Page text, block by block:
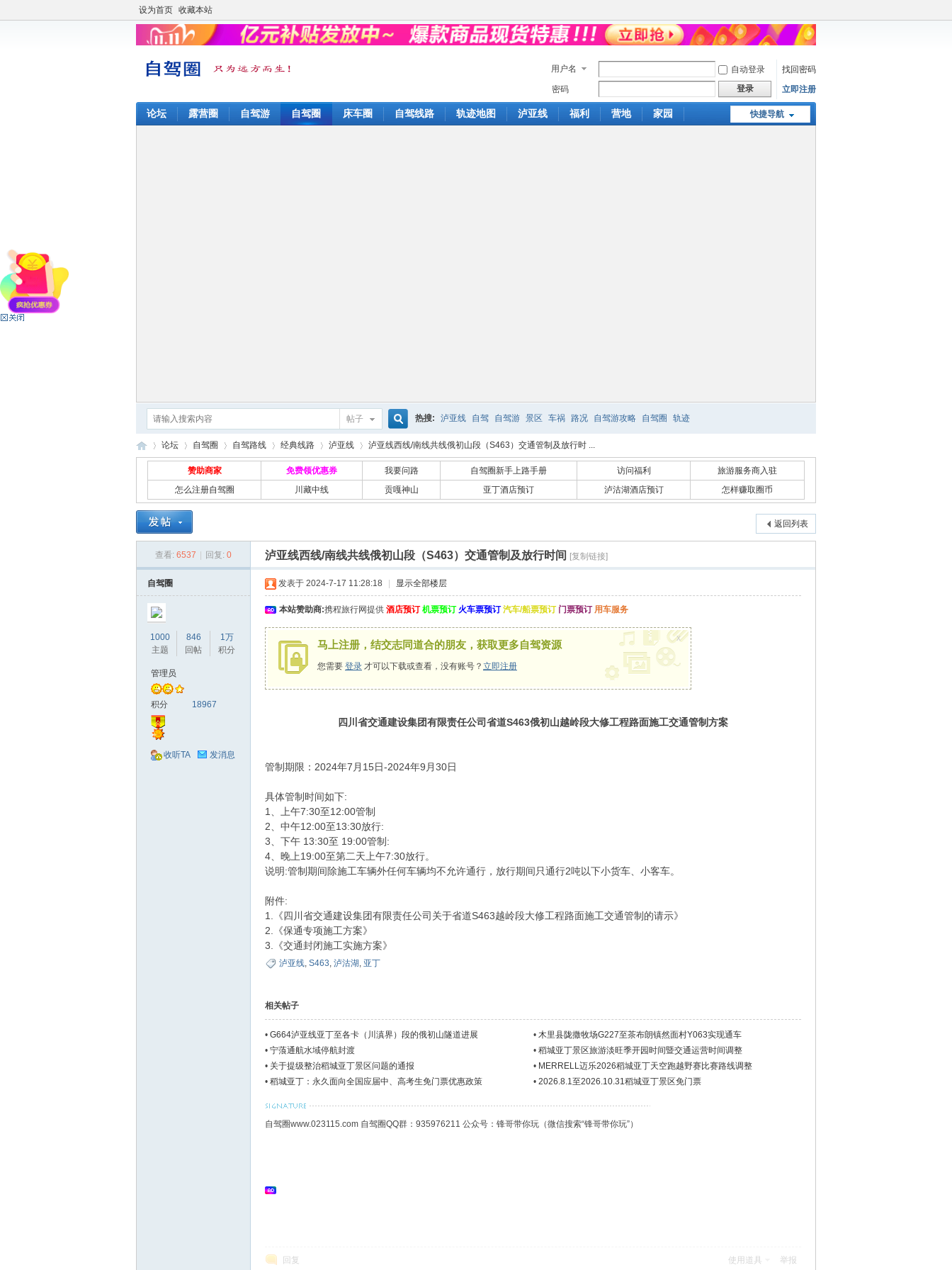
设为首页 收藏本站
用户名 自动登录
找回密码
密码
登录 立即注册
快捷导航
论坛 露营圈 自驾游 自驾圈 床车圈 自驾线路 轨迹地图 泸亚线 福利 营地 家园
帖子
搜
索
热搜: 泸亚线 自驾 自驾游 景区 车祸 路况 自驾游攻略 自驾圈 轨迹
自 »
论坛
›
自驾圈
›
自驾路线
›
经典线路
›
泸亚线
›
泸亚线西线/南线共线俄初山段（S463）交通管制及放行时 ...
赞助商家 免费领优惠券 我要问路 自驾圈新手上路手册 访问福利
旅游服务商入驻
怎么注册自驾圈
川藏中线 贡嘎神山 亚丁酒店预订 泸沽湖酒店预订 怎样赚取圈币
返回列表
查看: 6537 回复: 0 泸亚线西线/南线共线俄初山段（S463）交通管制及放行时间 [复制链接]
自驾圈
1000
主题
846
回帖
1万
积分
管理员
积分 18967
收听TA 发消息
发表于 2024-7-17 11:28:18 显示全部楼层
本站赞助商:携程旅行网提供 酒店预订 机票预订 火车票预订 汽车/船票预订 门票预订 用车服务
马上注册，结交志同道合的朋友，获取更多自驾资源
您需要 登录 才可以下载或查看，没有账号？ 立即注册
x
四川省交通建设集团有限责任公司省道S463俄初山越岭段大修工程路面施工交通管制方案
管制期限：2024年7月15日-2024年9月30日
具体管制时间如下:
1、上午7:30至12:00管制
2、中午12:00至13:30放行:
3、下午 13:30至 19:00管制:
4、晚上19:00至第二天上午7:30放行。
说明:管制期间除施工车辆外任何车辆均不允许通行，放行期间只通行2吨以下小货车、小客车。
附件:
1.《四川省交通建设集团有限责任公司关于省道S463越岭段大修工程路面施工交通管制的请示》
2.《保通专项施工方案》
3.《交通封闭施工实施方案》
泸亚线, S463, 泸沽湖, 亚丁
相关帖子
• G664泸亚线亚丁至各卡（川滇界）段的俄初山隧道进展 • 木里县陇撒牧场G227至茶布朗镇然面村Y063实现通车
• 宁蒗通航水域停航封渡 • 稻城亚丁景区旅游淡旺季开园时间暨交通运营时间调整
• 关于提级整治稻城亚丁景区问题的通报 • MERRELL迈乐2026稻城亚丁天空跑越野赛比赛路线调整
• 稻城亚丁：永久面向全国应届中、高考生免门票优惠政策 • 2026.8.1至2026.10.31稻城亚丁景区免门票
自驾圈www.023115.com 自驾圈QQ群：935976211 公众号：锋哥带你玩（微信搜索“锋哥带你玩”）
回复 使用道具 举报